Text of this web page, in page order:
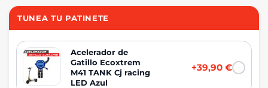
TUNEA TU PATINETE
Acelerador de
Gatillo Ecoxtrem
M41 TANK Cj racing
LED Azul
+39,90 €